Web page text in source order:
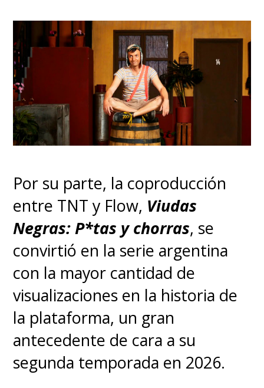
Este nuevo ciclo deThe Last of
Us
nuevos episodios
cada domingoa las 9:00 PM
ET/PT, o sea, a las 21:00 horas
de Chile, en el streamingMax.
Por su parte, la coproducción
entre TNT y Flow, Viudas
Negras: P*tas y chorras, se
convirtió en la serie argentina
con la mayor cantidad de
visualizaciones en la historia de
la plataforma, un gran
antecedente de cara a su
segunda temporada en 2026.